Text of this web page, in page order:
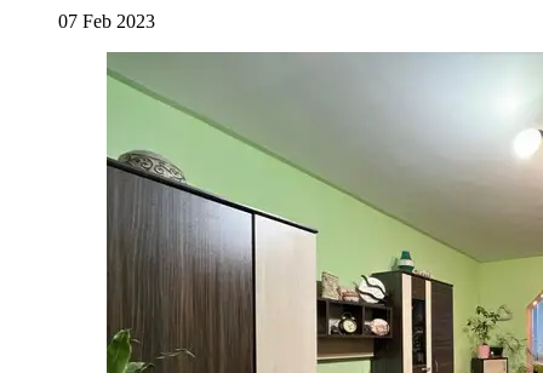
07 Feb 2023